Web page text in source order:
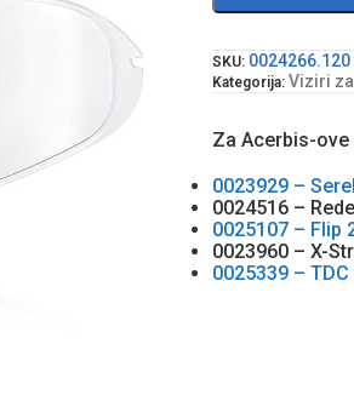
SKU: 0024266.120
Kategorija: Viziri
Za Acerbis-
0023929 –
0024516 –
0025107 – Flip
0023960 – X-
0025339 – TDC